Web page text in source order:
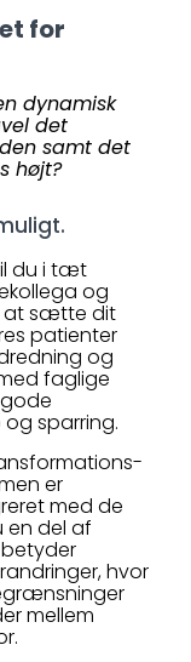
for
dynamisk
det
samt det
højt?
du i tæt
og
at sætte dit
patienter
og
faglige
sparring.
er
med de
en del af
hvor
mellem